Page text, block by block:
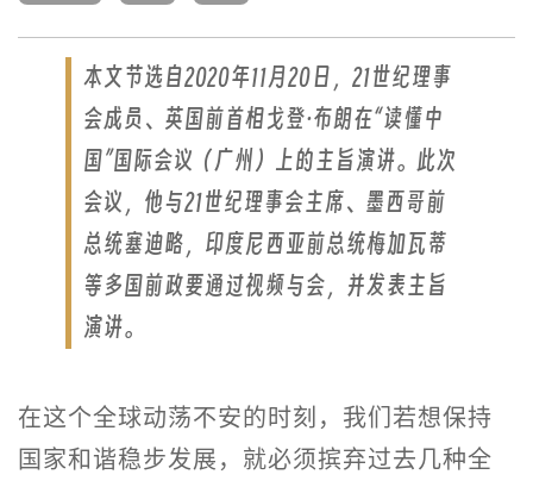
本文节选自2020年11月20日，21世纪理事
会成员、英国前首相戈登·布朗在“读懂中
国”国际会议（广州）上的主旨演讲。此次
会议，他与21世纪理事会主席、墨西哥前
总统塞迪略，印度尼西亚前总统梅加瓦蒂
等多国前政要通过视频与会，并发表主旨
演讲。
在这个全球动荡不安的时刻，我们若想保持
国家和谐稳步发展，就必须摈弃过去几种全